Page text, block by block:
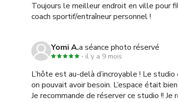
Toujours le meilleur endroit en ville pour
coach sportif/entraîneur personnel !
Yomi A.a séance photo réservé
il y a 9 mois
L’hôte est au-delà d’incroyable ! Le
on pouvait avoir besoin. L’espace était
Je recommande de réserver ce studio !! Je